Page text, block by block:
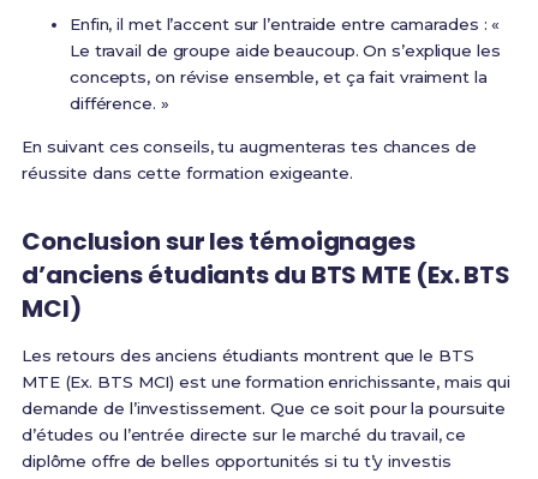
Enfin, il met l’accent sur l’entraide entre camarades : «
Le travail de groupe aide beaucoup. On s’explique les
concepts, on révise ensemble, et ça fait vraiment la
différence. »
En suivant ces conseils, tu augmenteras tes chances de
réussite dans cette formation exigeante.
Conclusion sur les témoignages
d’anciens étudiants du BTS MTE (Ex. BTS
MCI)
Les retours des anciens étudiants montrent que le BTS
MTE (Ex. BTS MCI) est une formation enrichissante, mais qui
demande de l’investissement. Que ce soit pour la poursuite
d’études ou l’entrée directe sur le marché du travail, ce
diplôme offre de belles opportunités si tu t’y investis